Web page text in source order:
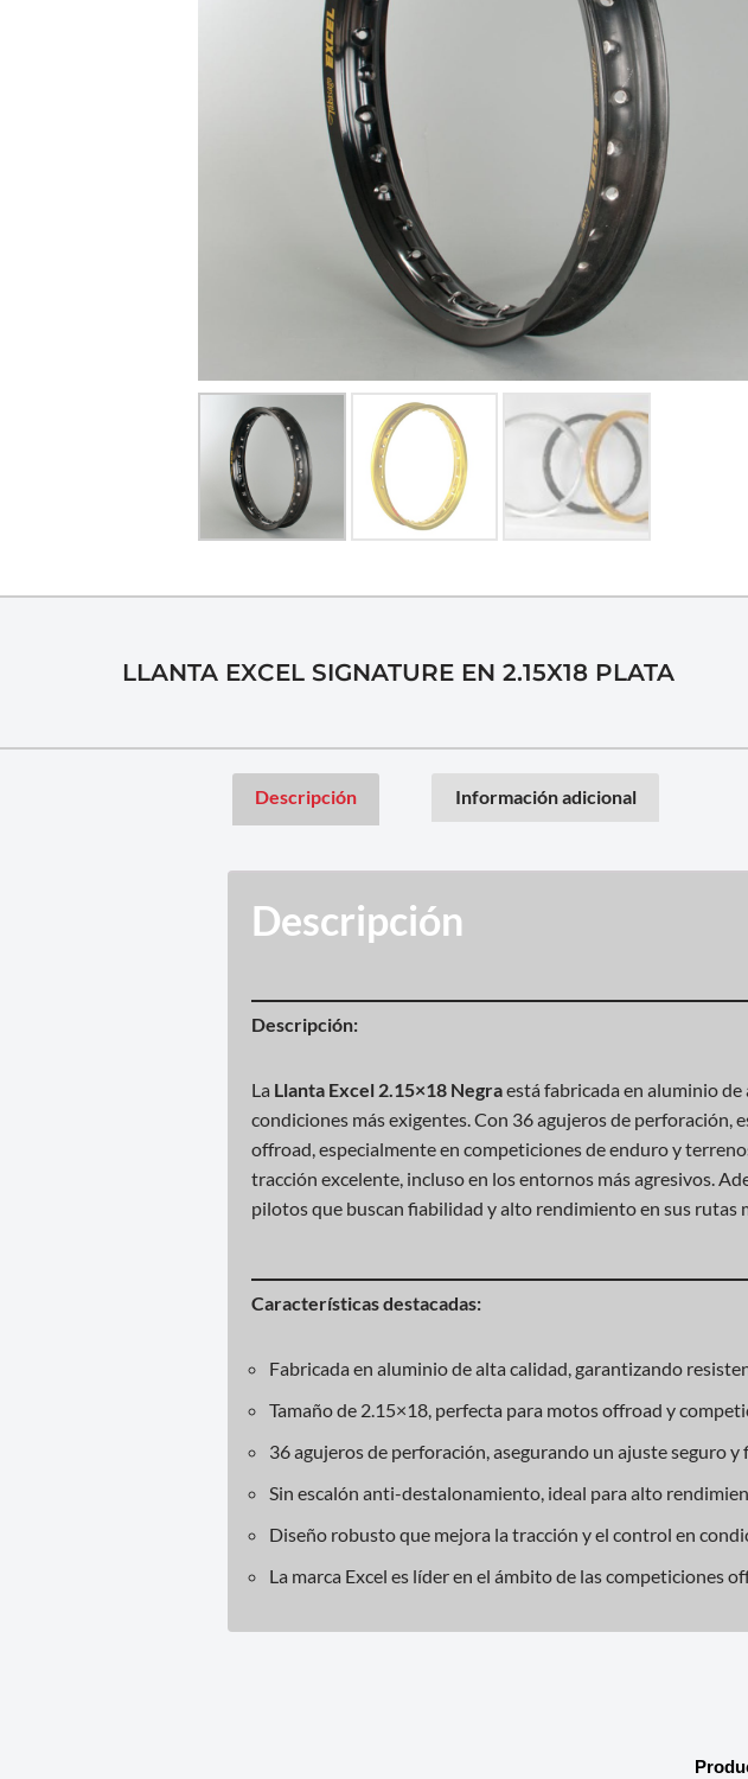
LLANTA EXCEL SIGNATURE EN 2.15X18 PLATA
Descripción Información adicional
Descripción
Descripción:
La Llanta Excel 2.15×18 Negraestá fabricada en aluminio
condiciones más exigentes. Con 36 agujeros de
offroad, especialmente en competiciones de enduro y
tracción excelente, incluso en los entornos más agresivos.
pilotos que buscan fiabilidad y alto rendimiento en sus rutas
Características destacadas:
Fabricada en aluminio de alta calidad, garantizando
Tamaño de 2.15×18, perfecta para motos offroad y
36 agujeros de perforación, asegurando un ajuste seguro y
Sin escalón anti-destalonamiento, ideal para alto
Diseño robusto que mejora la tracción y el control en
La marca Excel es líder en el ámbito de las competiciones